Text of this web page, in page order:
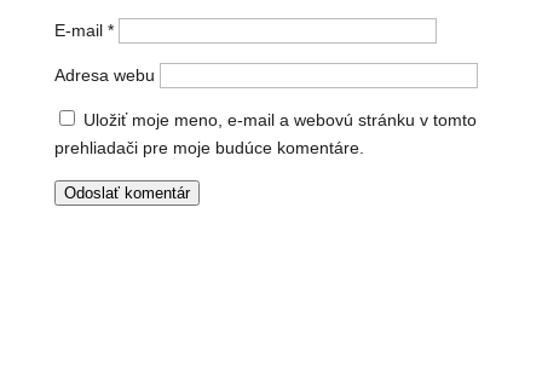
E-mail *
Adresa webu
Uložiť moje meno, e-mail a webovú stránku v tomto
prehliadači pre moje budúce komentáre.
Odoslať komentár